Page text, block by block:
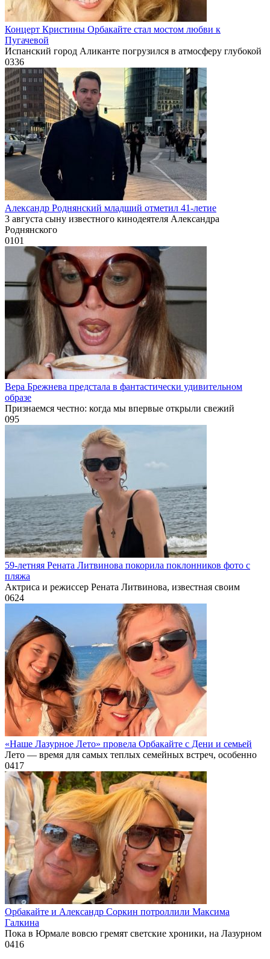
Концерт Кристины Орбакайте стал мостом любви к
Пугачевой
Испанский город Аликанте погрузился в атмосферу глубокой
0336
Александр Роднянский младший отметил 41-летие
3 августа сыну известного кинодеятеля Александра
Роднянского
0101
Вера Брежнева предстала в фантастически удивительном
образе
Признаемся честно: когда мы впервые открыли свежий
095
59-летняя Рената Литвинова покорила поклонников фото с
пляжа
Актриса и режиссер Рената Литвинова, известная своим
0624
«Наше Лазурное Лето» провела Орбакайте с Дени и семьей
Лето — время для самых теплых семейных встреч, особенно
0417
Орбакайте и Александр Соркин потроллили Максима
Галкина
Пока в Юрмале вовсю гремят светские хроники, на Лазурном
0416